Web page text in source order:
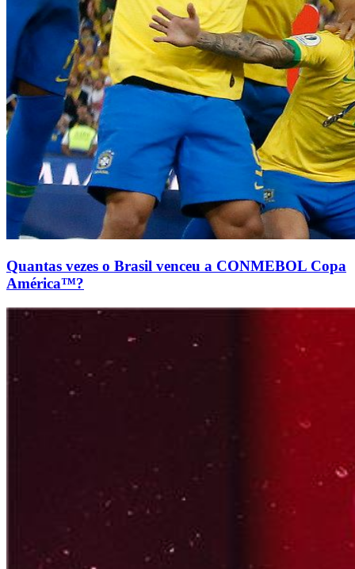
Quantas vezes o Brasil venceu a CONMEBOL Copa
América™?